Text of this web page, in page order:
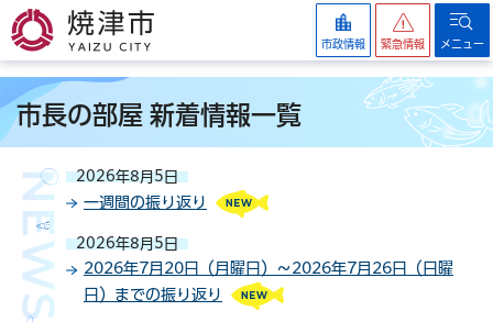
焼津市
市政情報 緊急情報 メニュー
市長の部屋 新着情報一覧
2026年8月5日
一週間の振り返り
2026年8月5日
2026年7月20日（月曜日）～2026年7月26日（日曜
日）までの振り返り